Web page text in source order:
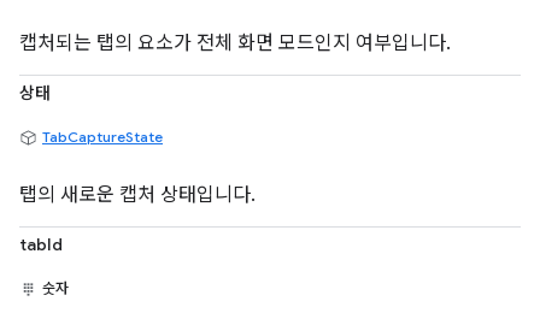
캡처되는 탭의 요소가 전체 화면 모드인지 여부입니다.
상태
TabCaptureState
탭의 새로운 캡처 상태입니다.
tabId
숫자